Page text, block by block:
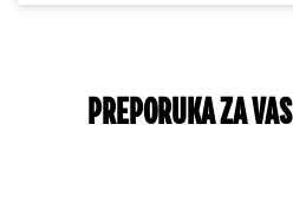
PREPORUKA ZA VAS